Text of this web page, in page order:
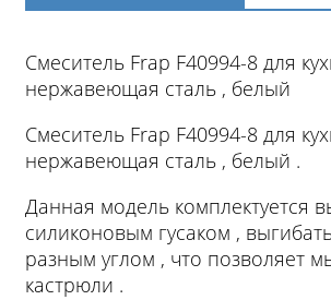
Смеситель Frap F40994-8 для
нержавеющая сталь , белый
Смеситель Frap F40994-8 для
нержавеющая сталь , белый .
Данная модель комплектуется
силиконовым гусаком ,
разным углом , что позволяет
кастрюли .